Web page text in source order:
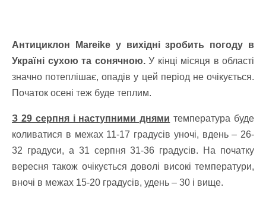
Антициклон Mareike у вихідні зробить погоду в
Україні сухою та сонячною.У кінці місяця в області
значно потеплішає, опадів у цей період не очікується.
Початок осені теж буде теплим.
З 29 серпня і наступними днями температура буде
коливатися в межах 11-17 градусів уночі, вдень – 26-
32 градуси, а 31 серпня 31-36 градусів. На початку
вересня також очікується доволі високі температури,
вночі в межах 15-20 градусів, удень – 30 і вище.